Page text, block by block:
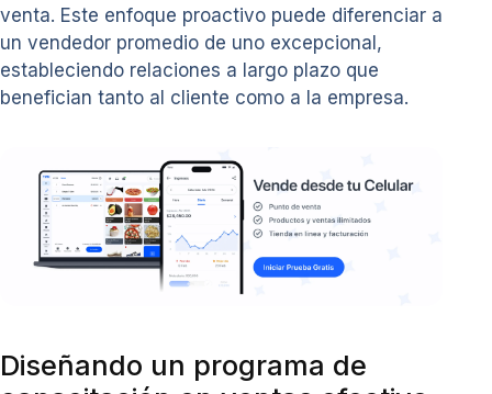
venta. Este enfoque proactivo puede diferenciar a
un vendedor promedio de uno excepcional,
estableciendo relaciones a largo plazo que
benefician tanto al cliente como a la empresa.
Diseñando un programa de